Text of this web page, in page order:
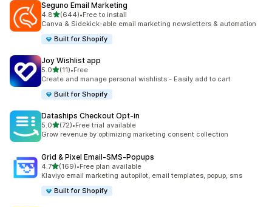
Seguno Email Marketing
4.8滿分 5 顆星
(644)
共有 644 則評價
•Free to install
Canva & Sidekick-able email marketing newsletters & automation
Built for Shopify
Joy Wishlist app
5.0滿分 5 顆星
(11)
共有 11 則評價
•Free
Create and manage personal wishlists - Easily add to cart
Built for Shopify
Dataships Checkout Opt‑in
5.0滿分 5 顆星
(72)
共有 72 則評價
•Free trial available
Grow revenue by optimizing marketing consent collection
Grid & Pixel Email‑SMS‑Popups
4.7滿分 5 顆星
(169)
共有 169 則評價
•Free plan available
Klaviyo email marketing autopilot, email templates, popup, sms
Built for Shopify